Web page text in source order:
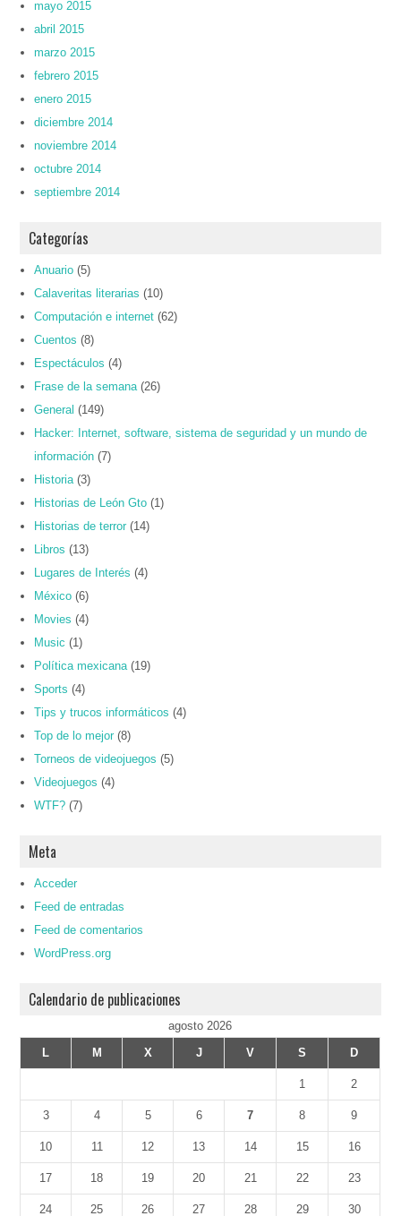
mayo 2015
abril 2015
marzo 2015
febrero 2015
enero 2015
diciembre 2014
noviembre 2014
octubre 2014
septiembre 2014
Categorías
Anuario (5)
Calaveritas literarias (10)
Computación e internet (62)
Cuentos (8)
Espectáculos (4)
Frase de la semana (26)
General (149)
Hacker: Internet, software, sistema de seguridad y un mundo de
información (7)
Historia (3)
Historias de León Gto (1)
Historias de terror (14)
Libros (13)
Lugares de Interés (4)
México (6)
Movies (4)
Music (1)
Política mexicana (19)
Sports (4)
Tips y trucos informáticos (4)
Top de lo mejor (8)
Torneos de videojuegos (5)
Videojuegos (4)
WTF? (7)
Meta
Acceder
Feed de entradas
Feed de comentarios
WordPress.org
Calendario de publicaciones
agosto 2026
L
M X J V S D
1 2
3 4 5 6 7 8 9
10 11 12 13 14 15 16
17 18 19 20 21 22 23
24 25 26 27 28 29 30